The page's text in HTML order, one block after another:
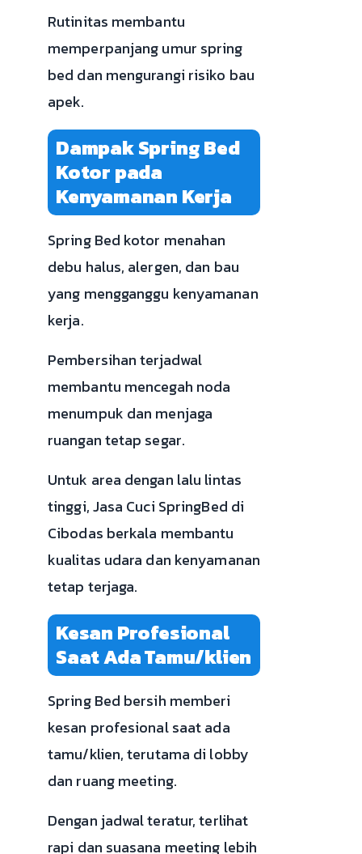
Rutinitas membantu
memperpanjang umur spring
bed dan mengurangi risiko bau
apek.
Dampak Spring Bed
Kotor pada
Kenyamanan Kerja
Spring Bed kotor menahan
debu halus, alergen, dan bau
yang mengganggu kenyamanan
kerja.
Pembersihan terjadwal
membantu mencegah noda
menumpuk dan menjaga
ruangan tetap segar.
Untuk area dengan lalu lintas
tinggi, Jasa Cuci SpringBed di
Cibodas berkala membantu
kualitas udara dan kenyamanan
tetap terjaga.
Kesan Profesional
Saat Ada Tamu/klien
Spring Bed bersih memberi
kesan profesional saat ada
tamu/klien, terutama di lobby
dan ruang meeting.
Dengan jadwal teratur, terlihat
rapi dan suasana meeting lebih